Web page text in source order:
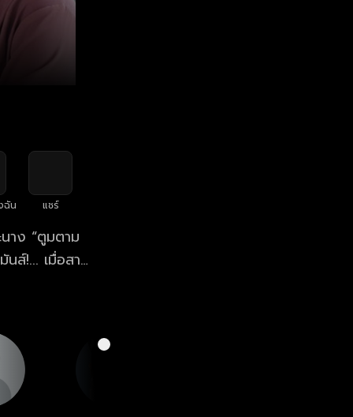
ฉัน แชร์
าง “ตูมตาม
ส์!... เมื่อสาว
ม่ของตัวเอง